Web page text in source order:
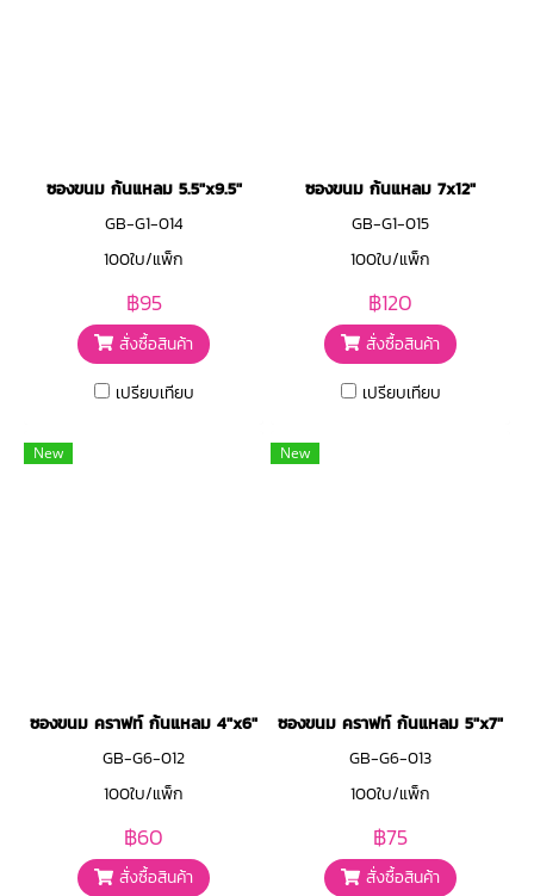
ซองขนม ก้นแหลม 5.5"x9.5"
GB-G1-014
100ใบ/แพ็ก
฿95
สั่งซื้อสินค้า
เปรียบเทียบ
ซองขนม ก้นแหลม 7x12"
GB-G1-015
100ใบ/แพ็ก
฿120
สั่งซื้อสินค้า
เปรียบเทียบ
New
ซองขนม คราฟท์ ก้นแหลม 4"x6"
GB-G6-012
100ใบ/แพ็ก
฿60
สั่งซื้อสินค้า
New
ซองขนม คราฟท์ ก้นแหลม 5"x7"
GB-G6-013
100ใบ/แพ็ก
฿75
สั่งซื้อสินค้า